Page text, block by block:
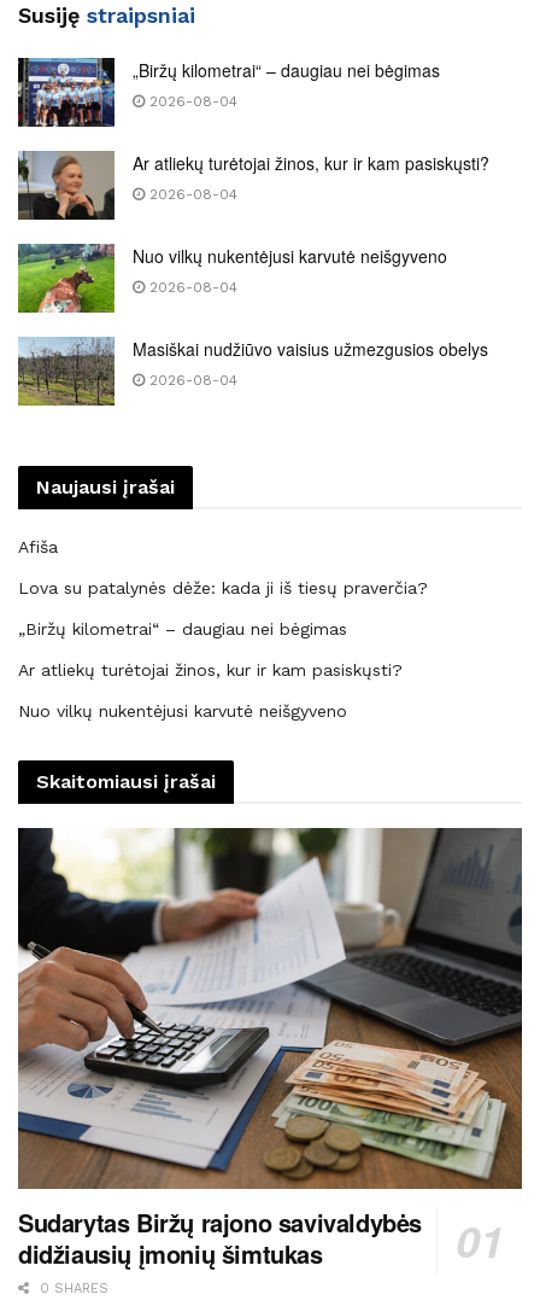
Susiję straipsniai
„Biržų kilometrai“ – daugiau nei bėgimas
2026-08-04
Ar atliekų turėtojai žinos, kur ir kam pasiskųsti?
2026-08-04
Nuo vilkų nukentėjusi karvutė neišgyveno
2026-08-04
Masiškai nudžiūvo vaisius užmezgusios obelys
2026-08-04
Naujausi įrašai
Afiša
Lova su patalynės dėže: kada ji iš tiesų praverčia?
„Biržų kilometrai“ – daugiau nei bėgimas
Ar atliekų turėtojai žinos, kur ir kam pasiskųsti?
Nuo vilkų nukentėjusi karvutė neišgyveno
Skaitomiausi įrašai
Sudarytas Biržų rajono savivaldybės
didžiausių įmonių šimtukas
0 SHARES